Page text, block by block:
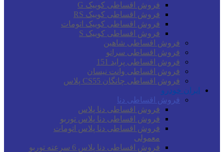
فروش اقساطی کوییک G
فروش اقساطی کوییک RS
فروش اقساطی کوییک اتومات
فروش اقساطی کوییک S
فروش اقساطی شاهین
فروش اقساطی سراتو
فروش اقساطی پراید 151
فروش اقساطی وانت نیسان
فروش اقساطی چانگان CS55 پلاس
ایران خودرو
فروش اقساطی دنا
فروش اقساطی دنا پلاس
فروش اقساطی دنا پلاس توربو
فروش اقساطی دنا پلاس اتومات
معمولی
فروش اقساطی دنا پلاس 6 سرعته توربو